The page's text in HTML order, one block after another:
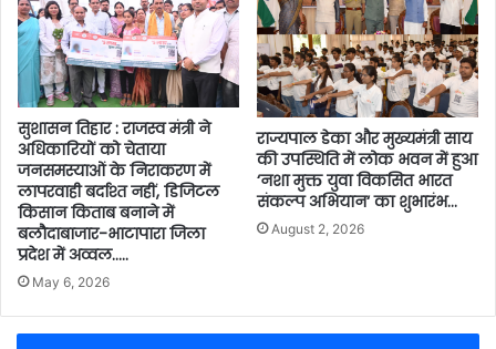
सुशासन तिहार : राजस्व मंत्री ने
अधिकारियों को चेताया
जनसमस्याओं के निराकरण में
लापरवाही बर्दाश्त नहीं, डिजिटल
किसान किताब बनाने में
बलौदाबाजार-भाटापारा जिला
प्रदेश में अव्वल…..
May 6, 2026
राज्यपाल डेका और मुख्यमंत्री साय
की उपस्थिति में लोक भवन में हुआ
‘नशा मुक्त युवा विकसित भारत
संकल्प अभियान‘ का शुभारंभ…
August 2, 2026